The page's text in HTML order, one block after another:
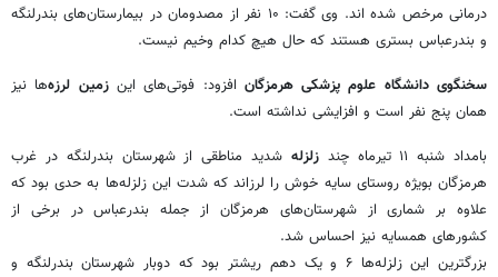
درمانی مرخص شده اند. وی گفت: ۱۰ نفر از مصدومان در بیمارستان‌های بندرلنگه
و بندرعباس بستری هستند که حال هیچ کدام وخیم نیست.
سخنگوی دانشگاه علوم پزشکی هرمزگان افزود: فوتی‌های این زمین لرزه‌ها نیز
همان پنج نفر است و افزایشی نداشته است.
بامداد شنبه ۱۱ تیرماه چند
زلزله شدید مناطقی از شهرستان بندرلنگه در غرب
هرمزگان بویژه روستای سایه خوش را لرزاند که شدت این زلزله‌ها به حدی بود که
علاوه بر شماری از شهرستان‌های هرمزگان از جمله بندرعباس در برخی از
کشورهای همسایه نیز احساس شد.
بزرگترین این زلزله‌ها ۶ و یک دهم ریشتر بود که دوبار شهرستان بندرلنگه و